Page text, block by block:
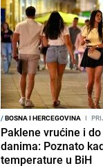
/BOSNA I HERCEGOVINA I
Paklene vrućine i
danima: Poznato
temperature u BiH